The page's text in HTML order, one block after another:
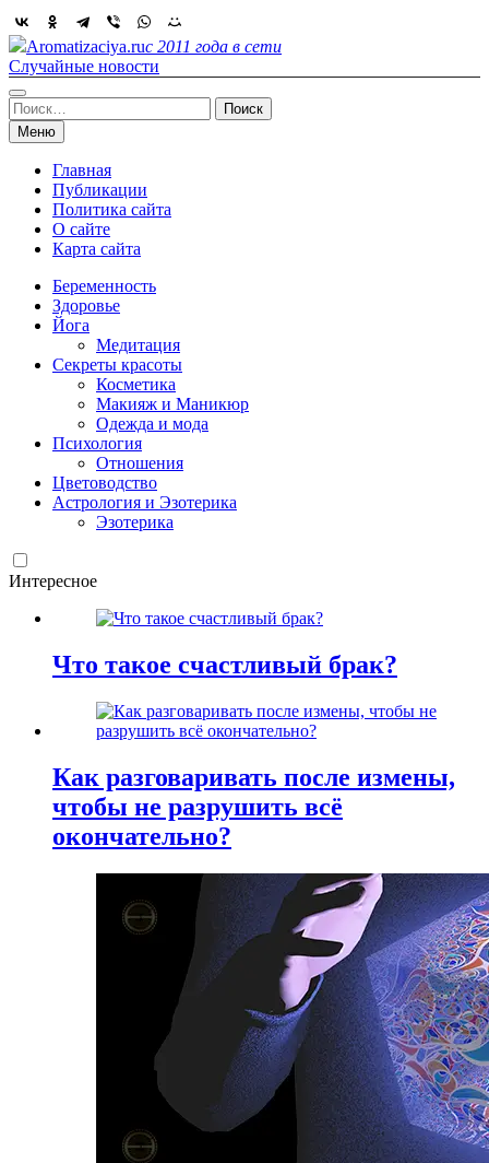
Skip
to
content
Aromatizaciya.ruс 2011 года в сети
Случайные новости
Найти:
Меню
Главная
Публикации
Политика сайта
О сайте
Карта сайта
Беременность
Здоровье
Йога
Медитация
Секреты красоты
Косметика
Макияж и Маникюр
Одежда и мода
Психология
Отношения
Цветоводство
Астрология и Эзотерика
Эзотерика
Интересное
Что такое счастливый брак?
Как разговаривать после измены,
чтобы не разрушить всё
окончательно?